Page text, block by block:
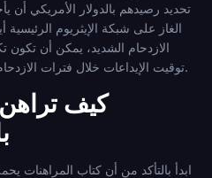
تحديد رصيدهم بالدولار الأمريكي أن
الغاز على شبكة الإيثريوم
الازدحام الشديد، يمكن أن تكون
توقيت الإيداعات خلال فترات الازدحام المنخفض إلى تقليل هذا الاحتكاك.
كيف
ابدأ بالتأكد من أن كتاب المراهنات